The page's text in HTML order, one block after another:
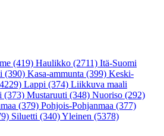
(419) Haulikko (2711) Itä-Suomi
(390) Kasa-ammunta (399) Keski-
Lappi (374) Liikkuva maali
(373) Mustaruuti (348) Nuoriso (292)
(379) Pohjois-Pohjanmaa (377)
Siluetti (340)Yleinen (5378)